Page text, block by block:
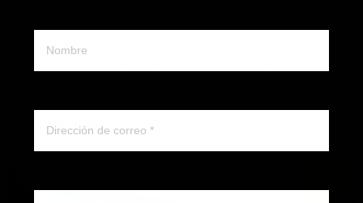
Apartamento
VENTA APARTAMENTO 3 HABITACIONES VISTA BAHÍA EDI…
$1.800.000.000 COP